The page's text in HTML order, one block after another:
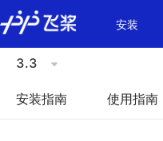
\u200E
安装
3.3
安装指南 使用指南